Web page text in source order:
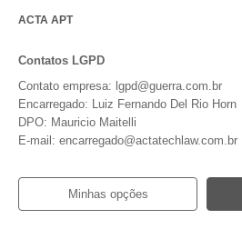
websiteda
Guerra
ACTA APT
Contatos LGPD
Contato empresa: lgpd@guerra.com.br
Encarregado: Luiz Fernando Del Rio Horn
DPO: Mauricio Maitelli
E-mail: encarregado@actatechlaw.com.br
Minhas opções